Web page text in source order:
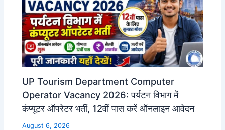
UP Tourism Department Computer
Operator Vacancy 2026: पर्यटन विभाग में
कंप्यूटर ऑपरेटर भर्ती, 12वीं पास करें ऑनलाइन आवेदन
August 6, 2026